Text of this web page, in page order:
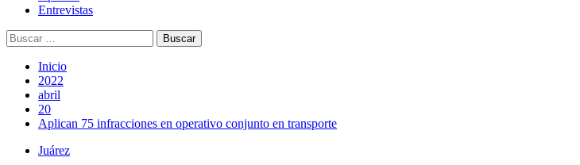
Entrevistas
Buscar:
Inicio
2022
abril
20
Aplican 75 infracciones en operativo conjunto en transporte
Juárez